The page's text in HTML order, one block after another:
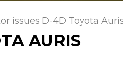
issues D-4D Toyota
AURIS